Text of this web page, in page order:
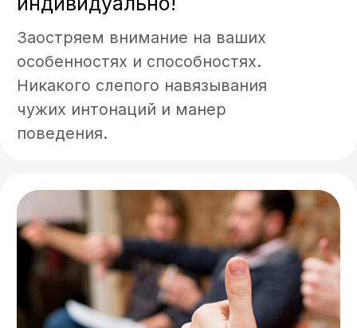
Обучение у топового
преподавателя!
избавление от боязни сцены.